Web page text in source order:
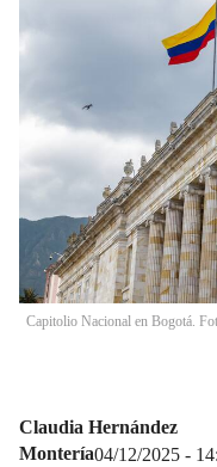
Capitolio Nacional en Bogotá.
Claudia Hernández
Montería04/12/2025 -